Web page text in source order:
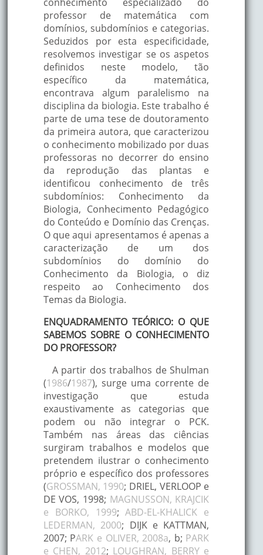
professor de matemática com
domínios, subdomínios e categorias.
Seduzidos por esta especificidade,
resolvemos investigar se os aspetos
definidos neste modelo, tão
específico da matemática,
encontrava algum paralelismo na
disciplina da biologia. Este trabalho é
parte de uma tese de doutoramento
da primeira autora, que caracterizou
o conhecimento mobilizado por duas
professoras no decorrer do ensino
da reprodução das plantas e
identificou conhecimento de três
subdomínios: Conhecimento da
Biologia, Conhecimento Pedagógico
do Conteúdo e Domínio das Crenças.
O que aqui apresentamos é apenas a
caracterização de um dos
subdomínios do domínio do
Conhecimento da Biologia, o diz
respeito ao Conhecimento dos
Temas da Biologia.
ENQUADRAMENTO TEÓRICO: O QUE
SABEMOS SOBRE O CONHECIMENTO
DO PROFESSOR?
A partir dos trabalhos de Shulman
(1986/1987), surge uma corrente de
investigação que estuda
exaustivamente as categorias que
podem ou não integrar o PCK.
Também nas áreas das ciências
surgiram trabalhos e modelos que
pretendem ilustrar o conhecimento
próprio e específico dos professores
(GROSSMAN, 1990; DRIEL, VERLOOP e
DE VOS, 1998; MAGNUSSON, KRAJCIK
e BORKO, 1999;ABD-EL-KHALICK e
LEDERMAN, 2000; DIJK e KATTMAN,
2007; PARK e OLIVER, 2008a, b; PARK
e CHEN, 2012; LOUGHRAN, BERRY e